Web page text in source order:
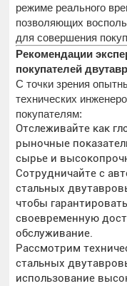
режиме реального
позволяющих
для совершения
Рекомендации
покупателей
С точки зрения
технических
покупателям:
Отслеживайте как
рыночные
сырье и
Сотрудничайте с
стальных
чтобы
своевременную
обслуживание.
Рассмотрим
стальных
использование